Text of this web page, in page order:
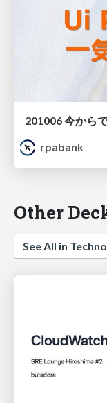
rpabank
Other
See All in